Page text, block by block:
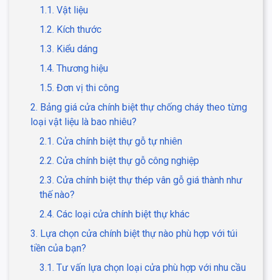
1.1. Vật liệu
1.2. Kích thước
1.3. Kiểu dáng
1.4. Thương hiệu
1.5. Đơn vị thi công
2. Bảng giá cửa chính biệt thự chống cháy theo từng
loại vật liệu là bao nhiêu?
2.1. Cửa chính biệt thự gỗ tự nhiên
2.2. Cửa chính biệt thự gỗ công nghiệp
2.3. Cửa chính biệt thự thép vân gỗ giá thành như
thế nào?
2.4. Các loại cửa chính biệt thự khác
3. Lựa chọn cửa chính biệt thự nào phù hợp với túi
tiền của bạn?
3.1. Tư vấn lựa chọn loại cửa phù hợp với nhu cầu